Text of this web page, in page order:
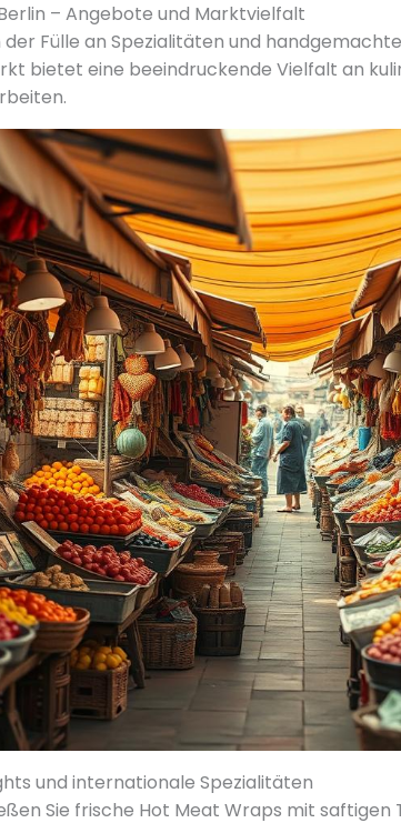
– Angebote und Marktvielfalt
der Fülle an Spezialitäten und
bietet eine beeindruckende Vielfalt an
und internationale Spezialitäten
Sie frische Hot Meat Wraps mit saftigen